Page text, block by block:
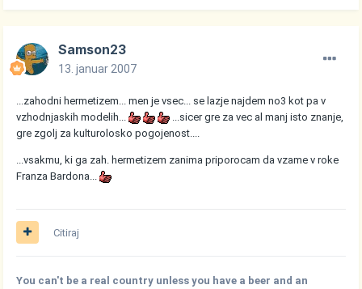
Samson23
13. januar 2007
...zahodni hermetizem... men je vsec... se lazje najdem no3 kot pa v
vzhodnjaskih modelih...
...sicer gre za vec al manj isto znanje,
gre zgolj za kulturolosko pogojenost....
...vsakmu, ki ga zah. hermetizem zanima priporocam da vzame v roke
Franza Bardona...
Citiraj
You can't be a real country unless you have a beer and an